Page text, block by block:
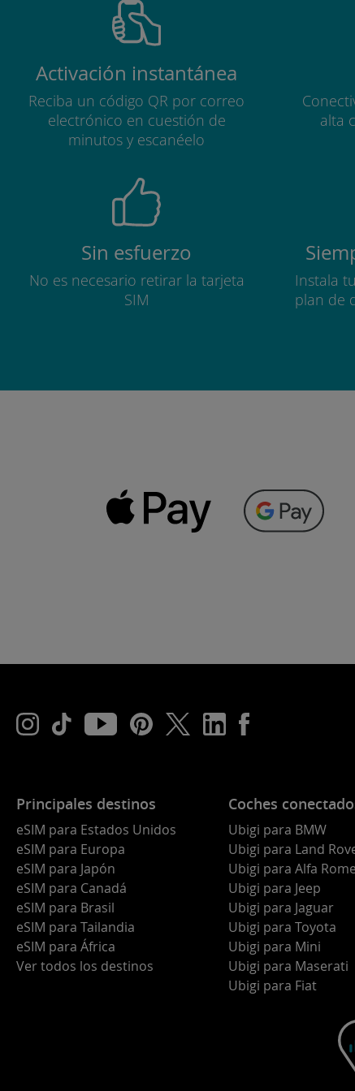
Activación instantánea
Reciba un código QR por correo
electrónico en cuestión de
minutos y escanéelo
alta
Sin esfuerzo
No es necesario retirar la tarjeta
SIM
Instala
plan de
Principales destinos
eSIM para Estados Unidos
eSIM para Europa
eSIM para Japón
eSIM para Canadá
eSIM para Brasil
eSIM para Tailandia
eSIM para África
Ver todos los destinos
Coches
Ubigi para BMW
Ubigi para Land
Ubigi para Alfa
Ubigi para Jeep
Ubigi para Jaguar
Ubigi para Toyota
Ubigi para Mini
Ubigi para Maserati
Ubigi para Fiat